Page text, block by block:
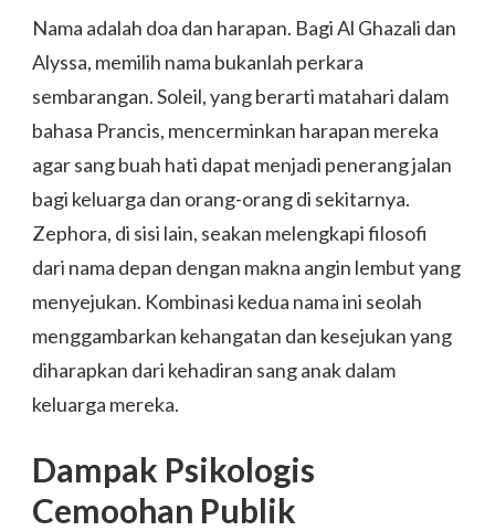
Nama adalah doa dan harapan. Bagi Al Ghazali dan
Alyssa, memilih nama bukanlah perkara
sembarangan. Soleil, yang berarti matahari dalam
bahasa Prancis, mencerminkan harapan mereka
agar sang buah hati dapat menjadi penerang jalan
bagi keluarga dan orang-orang di sekitarnya.
Zephora, di sisi lain, seakan melengkapi filosofi
dari nama depan dengan makna angin lembut yang
menyejukan. Kombinasi kedua nama ini seolah
menggambarkan kehangatan dan kesejukan yang
diharapkan dari kehadiran sang anak dalam
keluarga mereka.
Dampak Psikologis
Cemoohan Publik